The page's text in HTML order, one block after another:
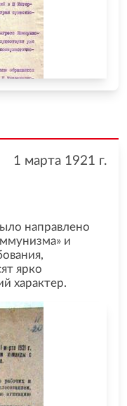
1 марта 1921 г.
направлено
и
ярко
характер.